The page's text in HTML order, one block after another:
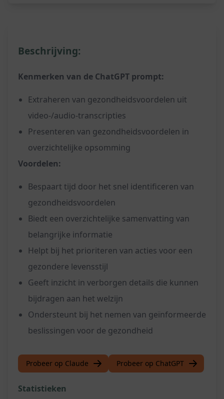
Beschrijving:
Kenmerken van de ChatGPT prompt:
Extraheren van gezondheidsvoordelen uit
video-/audio-transcripties
Presenteren van gezondheidsvoordelen in
overzichtelijke opsomming
Voordelen:
Bespaart tijd door het snel identificeren van
gezondheidsvoordelen
Biedt een overzichtelijke samenvatting van
belangrijke informatie
Helpt bij het prioriteren van acties voor een
gezondere levensstijl
Geeft inzicht in verborgen details die kunnen
bijdragen aan het welzijn
Ondersteunt bij het nemen van geïnformeerde
beslissingen voor de gezondheid
Probeer op Claude Probeer op ChatGPT
Statistieken